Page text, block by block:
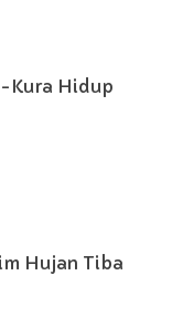
Kura Hidup
Hujan Tiba